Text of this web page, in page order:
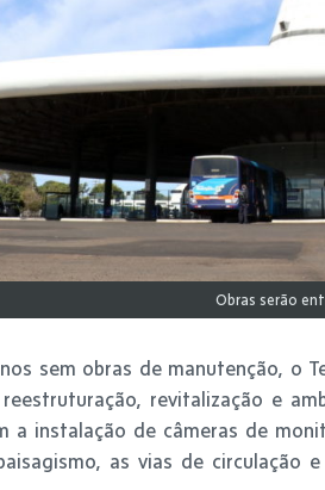
Obras serão
sem obras de manutenção, o
revitalização e
a instalação de câmeras de
as vias de circulação